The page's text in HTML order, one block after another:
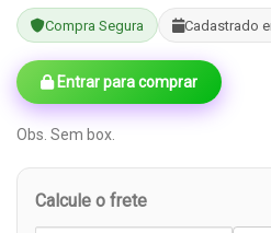
Compra Segura Cadastrado
Entrar para comprar
Obs. Sem box.
Calcule o frete